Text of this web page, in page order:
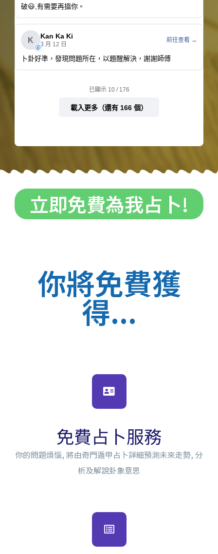
立即免費為我占卜!
你將免費獲
得...
免費占卜服務
你的問題煩惱, 將由奇門遁甲占卜詳細預測未來走勢, 分
析及解說卦象意思